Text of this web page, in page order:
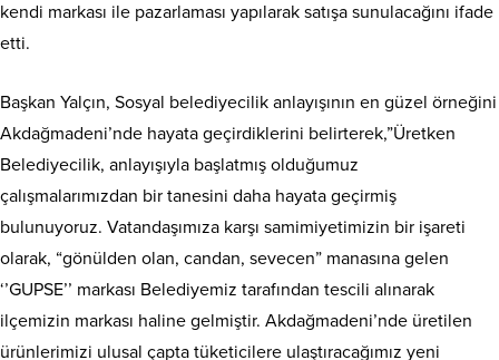
kendi markası ile pazarlaması yapılarak satışa sunulacağını ifade
etti.
Başkan Yalçın, Sosyal belediyecilik anlayışının en güzel örneğini
Akdağmadeni’nde hayata geçirdiklerini belirterek,”Üretken
Belediyecilik, anlayışıyla başlatmış olduğumuz
çalışmalarımızdan bir tanesini daha hayata geçirmiş
bulunuyoruz. Vatandaşımıza karşı samimiyetimizin bir işareti
olarak, “gönülden olan, candan, sevecen” manasına gelen
‘’GUPSE’’ markası Belediyemiz tarafından tescili alınarak
ilçemizin markası haline gelmiştir. Akdağmadeni’nde üretilen
ürünlerimizi ulusal çapta tüketicilere ulaştıracağımız yeni